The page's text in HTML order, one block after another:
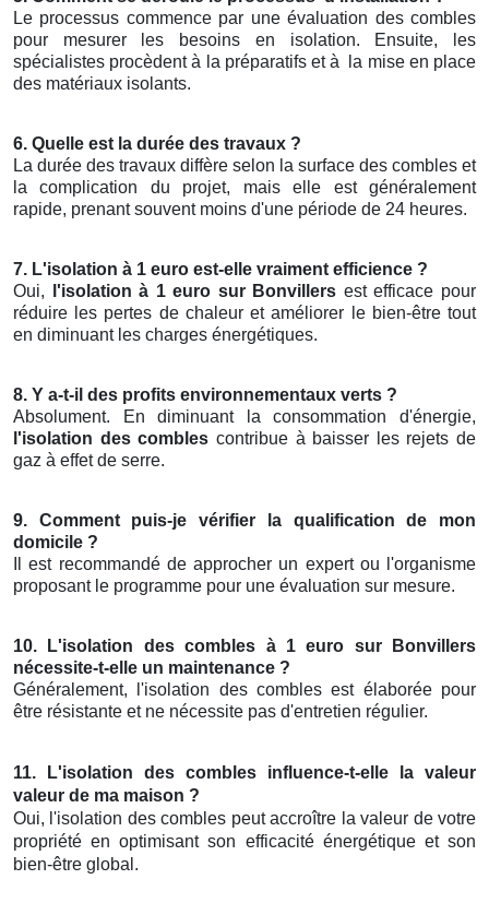
Le processus commence par une évaluation des combles
pour mesurer les besoins en isolation. Ensuite, les
spécialistes procèdent à la préparatifs et à
la mise en place
des matériaux isolants.
6. Quelle est la durée des travaux ?
La durée des travaux diffère selon la surface des combles et
la complication du projet, mais elle est généralement
rapide, prenant souvent moins d'une période de 24 heures.
7. L'isolation à 1 euro est-elle vraiment efficience ?
Oui,
l'isolation à 1 euro sur Bonvillers est efficace pour
réduire les pertes de chaleur et améliorer le bien-être tout
en diminuant les charges énergétiques.
8. Y a-t-il des profits environnementaux verts ?
Absolument. En diminuant la consommation d'énergie,
l'isolation des combles contribue à baisser les rejets de
gaz à effet de serre.
9. Comment puis-je vérifier la qualification de mon
domicile ?
Il est recommandé de approcher un expert ou l'organisme
proposant le programme pour une évaluation sur mesure.
10. L'isolation des combles à 1 euro sur Bonvillers
nécessite-t-elle un maintenance ?
Généralement, l'isolation des combles est élaborée pour
être résistante et ne nécessite pas d'entretien régulier.
11. L'isolation des combles influence-t-elle la valeur
valeur de ma maison ?
Oui, l'isolation des combles peut accroître la valeur de votre
propriété en optimisant son efficacité énergétique et son
bien-être global.